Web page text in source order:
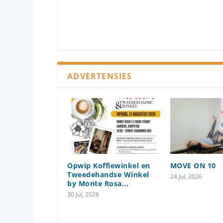
ADVERTENSIES
Opwip Koffiewinkel en
Tweedehandse Winkel
by Monte Rosa...
30 Jul, 2026
MOVE ON 10
24 Jul, 2026